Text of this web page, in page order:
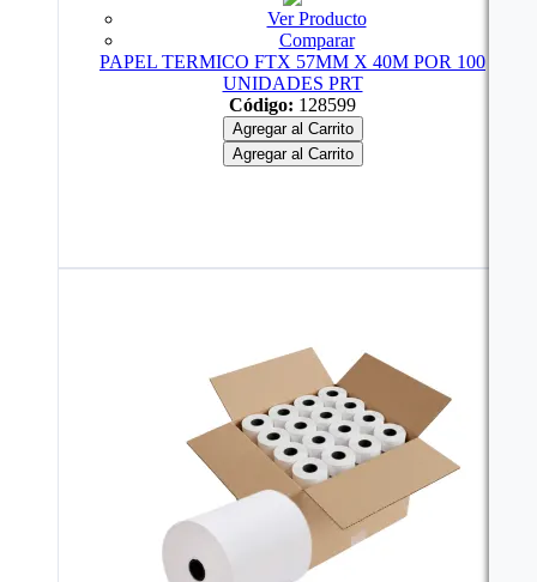
Ver Producto
Comparar
PAPEL TERMICO FTX 57MM X 40M POR 100
UNIDADES PRT
Código: 128599
Agregar al Carrito
Agregar al Carrito